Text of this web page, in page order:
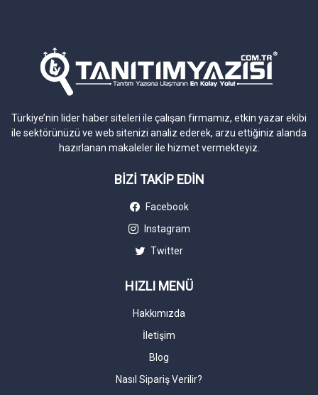
Türkiye’nin lider haber siteleri ile çalışan firmamız, etkin yazar ekibi
ile sektörünüzü ve web sitenizi analiz ederek, arzu ettiğiniz alanda
hazırlanan makaleler ile hizmet vermekteyiz.
BİZİ TAKİP EDİN
Facebook
Instagram
Twitter
HIZLI MENÜ
Hakkımızda
İletişim
Blog
Nasıl Sipariş Verilir?